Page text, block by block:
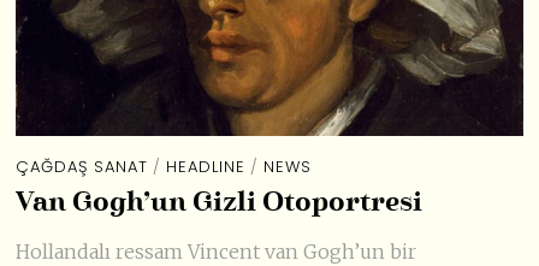
ÇAĞDAŞ SANAT / HEADLINE / NEWS
Van Gogh’un Gizli Otoportresi
Hollandalı ressam Vincent van Gogh’un bir